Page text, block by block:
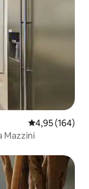
Средна
4,95 (164)